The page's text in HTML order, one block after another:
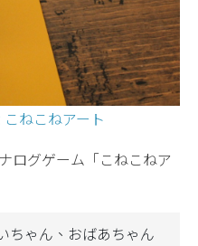
ねこねアート
ログゲーム「こねこねア
ちゃん、おばあちゃん